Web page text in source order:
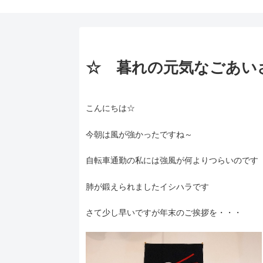
☆ 暮れの元気なごあ
こんにちは☆
今朝は風が強かったですね～
自転車通勤の私には強風が何よりつらいのです
肺が鍛えられましたイシハラです
さて少し早いですが年末のご挨拶を・・・